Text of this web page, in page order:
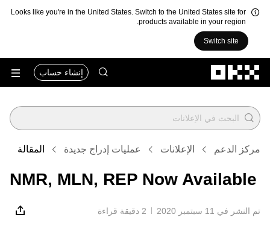
Looks like you're in the United States. Switch to the United States site for
products available in your region.
Switch site
إنشاء حساب
مركز الدعم الإعلانات عمليات إدراج جديدة المقالة
NMR, MLN, REP Now Available
تم النشر في ‏11 سبتمبر 2020 2 دقيقة قراءة